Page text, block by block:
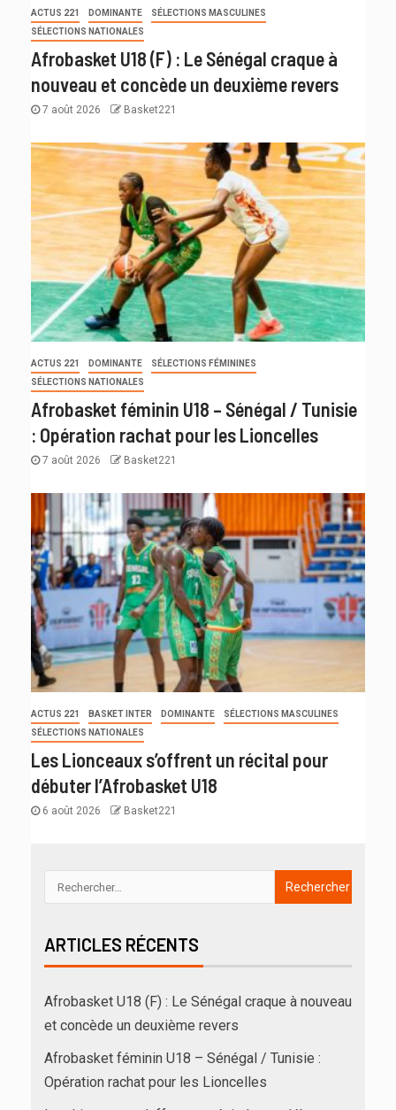
ACTUS 221 DOMINANTE
SÉLECTIONS MASCULINES
SÉLECTIONS NATIONALES
Afrobasket U18 (F) : Le Sénégal craque à
nouveau et concède un deuxième revers
7 août 2026 Basket221
ACTUS 221 DOMINANTE
SÉLECTIONS FÉMININES
SÉLECTIONS NATIONALES
Afrobasket féminin U18 – Sénégal / Tunisie
: Opération rachat pour les Lioncelles
7 août 2026 Basket221
ACTUS 221 BASKET INTER DOMINANTE
SÉLECTIONS MASCULINES
SÉLECTIONS NATIONALES
Les Lionceaux s’offrent un récital pour
débuter l’Afrobasket U18
6 août 2026 Basket221
ARTICLES RÉCENTS
Afrobasket U18 (F) : Le Sénégal craque à nouveau
et concède un deuxième revers
Afrobasket féminin U18 – Sénégal / Tunisie :
Opération rachat pour les Lioncelles